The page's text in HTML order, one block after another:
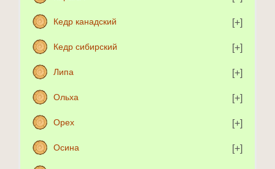
Кедр канадский
Кедр сибирский
Липа
Ольха
Орех
Осина